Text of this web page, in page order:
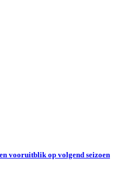
vooruitblik op volgend seizoen